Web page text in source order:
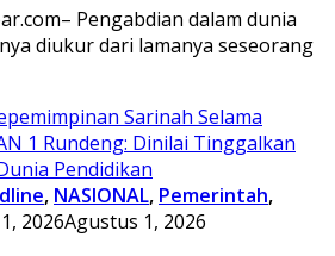
Pengabdian dalam dunia
diukur dari lamanya seseorang
, NASIONAL, Pemerintah,
2026Agustus 1, 2026